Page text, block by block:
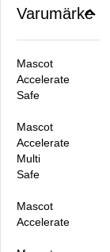
Varumärke
Mascot
Accelerate
Safe
Mascot
Accelerate
Multi
Safe
Mascot
Accelerate
Facebook
X Email
CP4800ESDS2
Kontakt
OTE BRANDS
Email:
Vi prioriterar snabb